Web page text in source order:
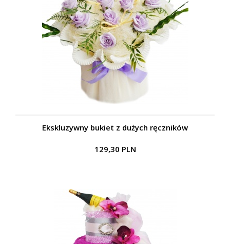
Ekskluzywny bukiet z dużych ręczników
129,30 PLN